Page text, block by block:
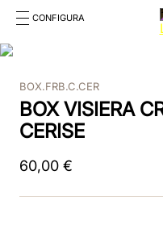
CONFIGURA
Cosa stai cercando?
1.kep cromo 2 0
2 smart nova
3.helmet
BOX.FRB.C.CER
BOX VISIERA
CERISE
60,00 €